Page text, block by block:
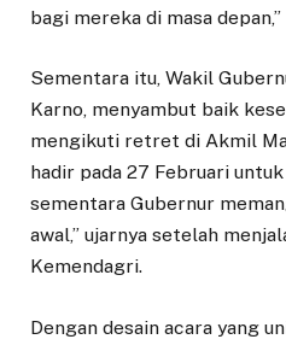
bagi mereka di masa
Sementara itu, Wakil
Karno, menyambut baik
mengikuti retret di Akmil
hadir pada 27 Februari
sementara Gubernur
awal,” ujarnya setelah
Kemendagri.
Dengan desain acara yang